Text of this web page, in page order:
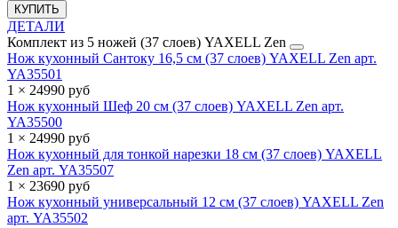
КУПИТЬ
ДЕТАЛИ
Комплект из 5 ножей (37 слоев) YAXELL Zen
Нож кухонный Сантоку 16,5 см (37 слоев) YAXELL Zen арт.
YA35501
1 × 24990 руб
Нож кухонный Шеф 20 см (37 слоев) YAXELL Zen арт.
YA35500
1 × 24990 руб
Нож кухонный для тонкой нарезки 18 см (37 слоев) YAXELL
Zen арт. YA35507
1 × 23690 руб
Нож кухонный универсальный 12 см (37 слоев) YAXELL Zen
арт. YA35502